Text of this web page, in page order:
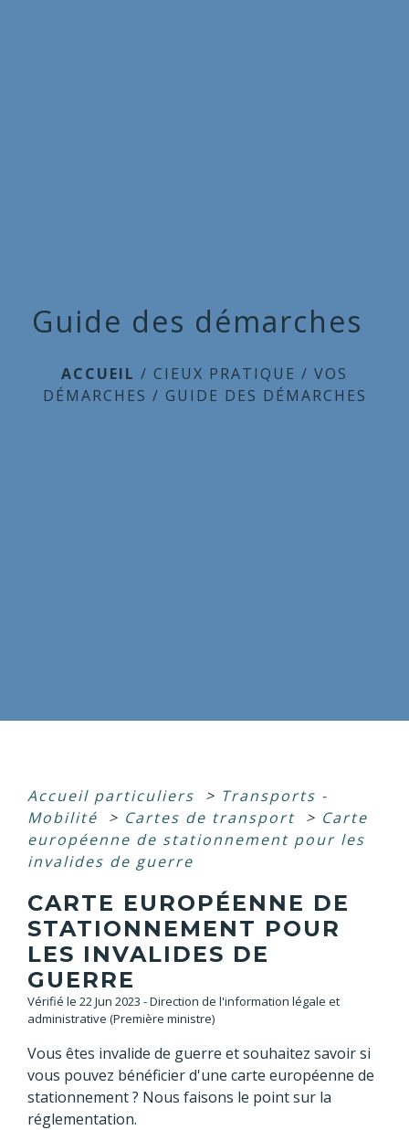
Guide des démarches
ACCUEIL / CIEUX PRATIQUE / VOS
DÉMARCHES / GUIDE DES DÉMARCHES
Accueil particuliers > Transports -
Mobilité
> Cartes de transport > Carte
européenne de stationnement pour les
invalides de guerre
CARTE EUROPÉENNE DE
STATIONNEMENT POUR
LES INVALIDES DE
GUERRE
Vérifié le 22 Jun 2023 - Direction de l'information légale et
administrative (Première ministre)
Vous êtes invalide de guerre et souhaitez savoir si
vous pouvez bénéficier d'une carte européenne de
stationnement ? Nous faisons le point sur la
réglementation.